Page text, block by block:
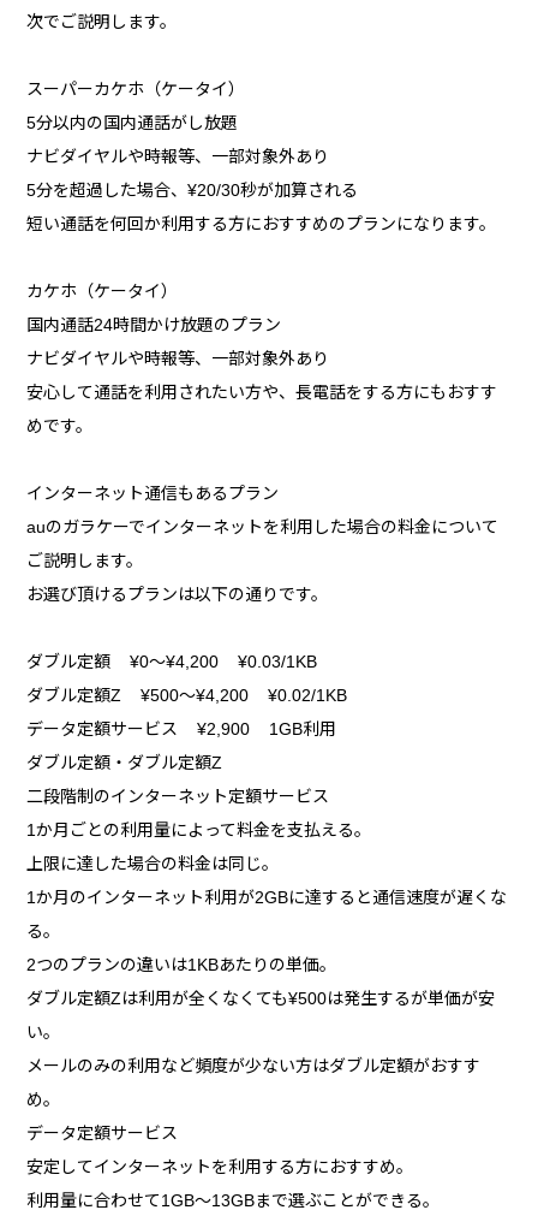
次でご説明します。
スーパーカケホ（ケータイ）
5分以内の国内通話がし放題
ナビダイヤルや時報等、一部対象外あり
5分を超過した場合、¥20/30秒が加算される
短い通話を何回か利用する方におすすめのプランになります。
カケホ（ケータイ）
国内通話24時間かけ放題のプラン
ナビダイヤルや時報等、一部対象外あり
安心して通話を利用されたい方や、長電話をする方にもおすす
めです。
インターネット通信もあるプラン
auのガラケーでインターネットを利用した場合の料金について
ご説明します。
お選び頂けるプランは以下の通りです。
ダブル定額 ¥0～¥4,200 ¥0.03/1KB
ダブル定額Z ¥500～¥4,200 ¥0.02/1KB
データ定額サービス ¥2,900 1GB利用
ダブル定額・ダブル定額Z
二段階制のインターネット定額サービス
1か月ごとの利用量によって料金を支払える。
上限に達した場合の料金は同じ。
1か月のインターネット利用が2GBに達すると通信速度が遅くな
る。
2つのプランの違いは1KBあたりの単価。
ダブル定額Zは利用が全くなくても¥500は発生するが単価が安
い。
メールのみの利用など頻度が少ない方はダブル定額がおすす
め。
データ定額サービス
安定してインターネットを利用する方におすすめ。
利用量に合わせて1GB～13GBまで選ぶことができる。